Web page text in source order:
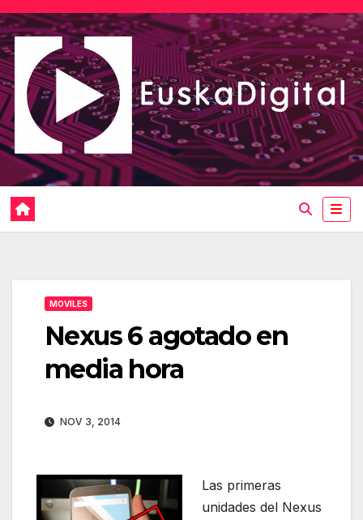
Saltar
al
contenido
MOVILES
Nexus 6 agotado en
media hora
NOV 3, 2014
Las primeras
unidades del Nexus